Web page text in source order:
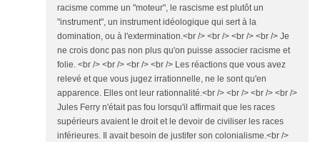
racisme comme un "moteur", le rascisme est plutôt un
"instrument", un instrument idéologique qui sert à la
domination, ou à l'extermination.<br /> <br /> <br /> <br /> Je
ne crois donc pas non plus qu'on puisse associer racisme et
folie. <br /> <br /> <br /> <br /> Les réactions que vous avez
relevé et que vous jugez irrationnelle, ne le sont qu'en
apparence. Elles ont leur rationnalité.<br /> <br /> <br /> <br />
Jules Ferry n'était pas fou lorsqu'il affirmait que les races
supérieurs avaient le droit et le devoir de civiliser les races
inférieures. Il avait besoin de justifer son colonialisme.<br />